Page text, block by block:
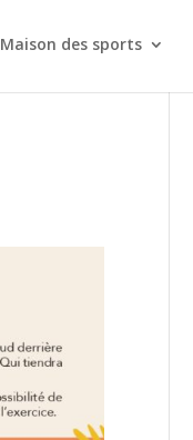
Maison des sports